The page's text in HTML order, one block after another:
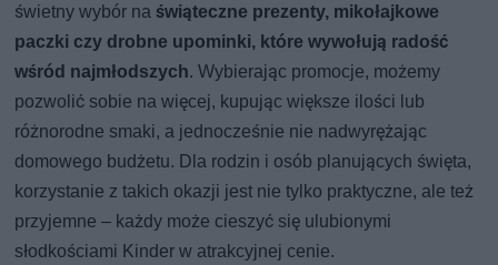
świetny wybór naświąteczne prezenty, mikołajkowe
paczki czy drobne upominki, które wywołują radość
wśród najmłodszych. Wybierając promocje, możemy
pozwolić sobie na więcej, kupując większe ilości lub
różnorodne smaki, a jednocześnie nie nadwyrężając
domowego budżetu. Dla rodzin i osób planujących święta,
korzystanie z takich okazji jest nie tylko praktyczne, ale też
przyjemne – każdy może cieszyć się ulubionymi
słodkościami Kinder w atrakcyjnej cenie.